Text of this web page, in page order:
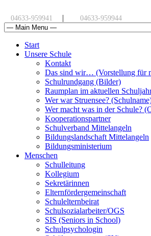
04633-959941 | 04633-959944
Start
Unsere Schule
Kontakt
Das sind wir… (Vorstellung für
Schulrundgang (Bilder)
Raumplan im aktuellen
Wer war Struensee?
Wer macht was in der Schule?
Kooperationspartner
Schulverband Mittelangeln
Bildungslandschaft Mittelangeln
Bildungsministerium
Menschen
Schulleitung
Kollegium
Sekretärinnen
Elternfördergemeinschaft
Schulelternbeirat
Schulsozialarbeiter/OGS
SIS (Seniors in School)
Schulpsychologin